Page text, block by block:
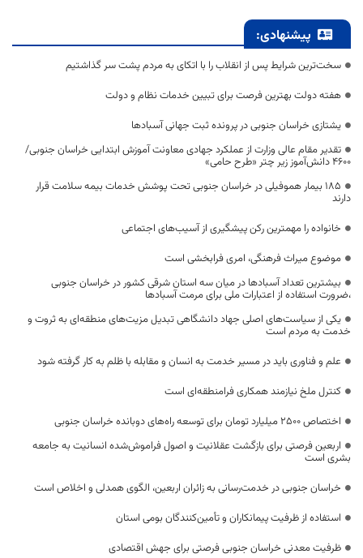
پیشنهادی:
سخت‌ترین شرایط پس از انقلاب را با اتکای به مردم پشت سر گذاشتیم
هفته دولت بهترین فرصت برای تبیین خدمات نظام و دولت
یشتازی خراسان جنوبی در پرونده ثبت جهانی آسبادها
تقدیر مقام عالی وزارت از عملکرد جهادی معاونت آموزش ابتدایی خراسان جنوبی/
۴۶۰۰ دانش‌آموز زیر چتر «طرح حامی»
۱۸۵ بیمار هموفیلی در خراسان جنوبی تحت پوشش خدمات بیمه سلامت قرار
دارند
خانواده را مهمترین رکن پیشگیری از آسیب‌های اجتماعی
موضوع میراث فرهنگی، امری فرابخشی است
بیشترین تعداد آسبادها در میان سه استان شرقی کشور در خراسان جنوبی
،ضرورت استفاده از اعتبارات ملی برای مرمت آسبادها
یکی از سیاست‌های اصلی جهاد دانشگاهی تبدیل مزیت‌های منطقه‌ای به ثروت و
خدمت به مردم است
علم و فناوری باید در مسیر خدمت به انسان و مقابله با ظلم به کار گرفته شود
کنترل ملخ نیازمند همکاری فرامنطقه‌ای است
اختصاص 2500 میلیارد تومان برای توسعه راه‌های دوبانده خراسان جنوبی
اربعین فرصتی برای بازگشت عقلانیت و اصول فراموش‌شده انسانیت به جامعه
بشری است
خراسان جنوبی در خدمت‌رسانی به زائران اربعین، الگوی همدلی و اخلاص است
استفاده از ظرفیت پیمانکاران و تأمین‌کنندگان بومی استان
ظرفیت معدنی خراسان جنوبی فرصتی برای جهش اقتصادی